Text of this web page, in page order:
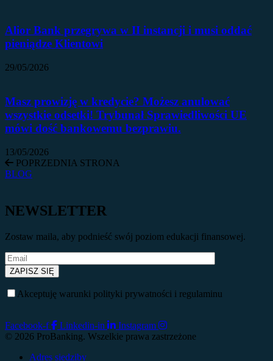
Alior Bank przegrywa w II instancji i musi oddać
pieniądze Klientowi
29/05/2026
Masz prowizję w kredycie? Możesz anulować
wszystkie odsetki! Trybunał Sprawiedliwości UE
mówi dość bankowemu bezprawiu.
13/05/2026
POPRZEDNIA STRONA
BLOG
NEWSLETTER
Zostaw maila, aby podnieść swój poziom edukacji finansowej.
Akceptuję warunki polityki prywatności i regulaminu
Facebook-f Linkedin-in
Instagram
© 2026 ProBanking. Wszelkie prawa zastrzeżone
Adres siedziby